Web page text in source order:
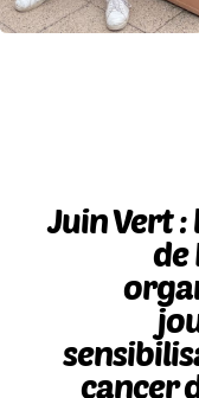
Juin Vert :
de
cancer